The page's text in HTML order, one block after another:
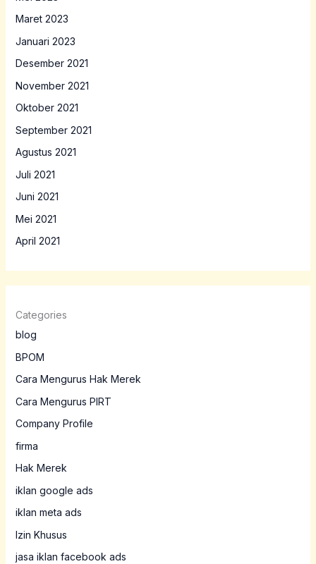
Maret 2023
Januari 2023
Desember 2021
November 2021
Oktober 2021
September 2021
Agustus 2021
Juli 2021
Juni 2021
Mei 2021
April 2021
Categories
blog
BPOM
Cara Mengurus Hak Merek
Cara Mengurus PIRT
Company Profile
firma
Hak Merek
iklan google ads
iklan meta ads
Izin Khusus
jasa iklan facebook ads